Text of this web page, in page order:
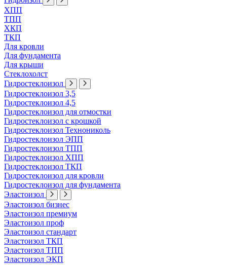
ХПП
ТПП
ХКП
ТКП
Для кровли
Для фундамента
Для крыши
Стеклохолст
Гидростеклоизол
Гидростеклоизол 3,5
Гидростеклоизол 4,5
Гидростеклоизол для отмостки
Гидростеклоизол с крошкой
Гидростеклоизол Технониколь
Гидростеклоизол ЭПП
Гидростеклоизол ТПП
Гидростеклоизол ХПП
Гидростеклоизол ТКП
Гидростеклоизол для кровли
Гидростеклоизол для фундамента
Эластоизол
Эластоизол бизнес
Эластоизол премиум
Эластоизол проф
Эластоизол стандарт
Эластоизол ТКП
Эластоизол ТПП
Эластоизол ЭКП